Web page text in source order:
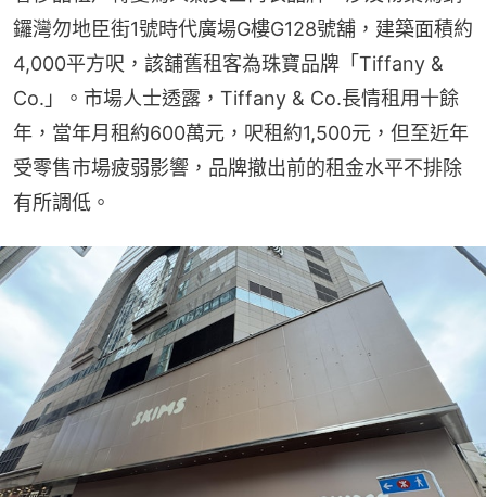
鑼灣勿地臣街1號時代廣場G樓G128號舖，建築面積約
4,000平方呎，該舖舊租客為珠寶品牌「Tiffany &
Co.」。市場人士透露，Tiffany & Co.長情租用十餘
年，當年月租約600萬元，呎租約1,500元，但至近年
受零售市場疲弱影響，品牌撤出前的租金水平不排除
有所調低。